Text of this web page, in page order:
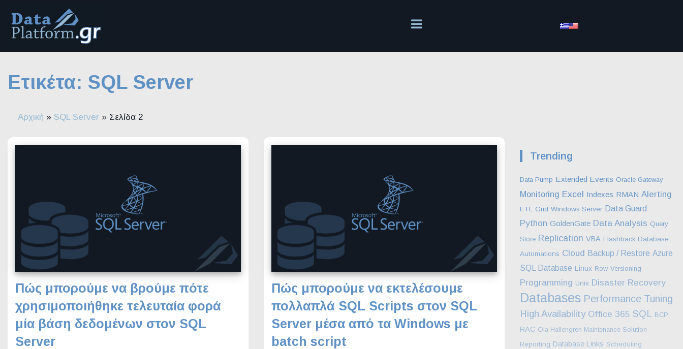
στο
περιεχόμενο
Ετικέτα: SQL Server
Αρχική » SQL Server » Σελίδα 2
Πώς μπορούμε να βρούμε πότε
χρησιμοποιήθηκε τελευταία φορά
μία βάση δεδομένων στον SQL
Server
Πώς μπορούμε να εκτελέσουμε
πολλαπλά SQL Scripts στον SQL
Server μέσα από τα Windows με
batch script
Trending
Data Pump Extended Events Oracle Gateway
Monitoring Excel Indexes RMAN Alerting
ETL Grid Windows Server Data Guard
Python GoldenGate Data Analysis Query
Store Replication VBA Flashback Database
Automations Cloud Backup / Restore Azure
SQL Database Linux Row-Versioning
Programming Unix Disaster Recovery
Databases Performance Tuning
High Availability Office 365 SQL BCP
RAC Ola Hallengren Maintenance Solution
Reporting Database Links Scheduling